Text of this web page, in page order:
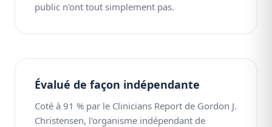
public n'ont tout simplement pas.
Évalué de façon indépendante
Coté à 91 % par le Clinicians Report de Gordon J.
Christensen, l'organisme indépendant de